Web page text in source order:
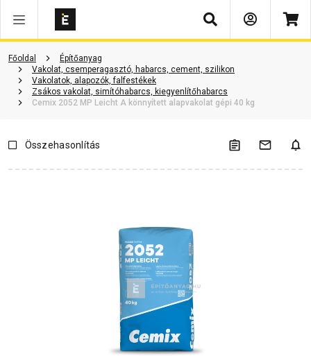
Keresés
Főoldal
Építőanyag
Vakolat, csemperagasztó, habarcs, cement, szilikon
Vakolatok, alapozók, falfestékek
Zsákos vakolat, simítóhabarcs, kiegyenlítőhabarcs
Cemix 2052 MP Leicht A könnyített alapvakolat gépi 40 kg
Vásárlói vélemények Kérdések és válaszok Kapcsolódó cikkek
Összehasonlítás